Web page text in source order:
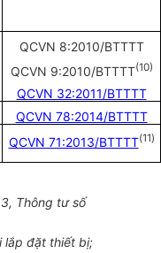
QCVN 8:2010/BTTTT
QCVN 9:2010/BTTTT(10)
QCVN 32:2011/BTTTT
QCVN 78:2014/BTTTT
QCVN 71:2013/BTTTT(11)
Thông tư số
lắp đặt thiết bị;